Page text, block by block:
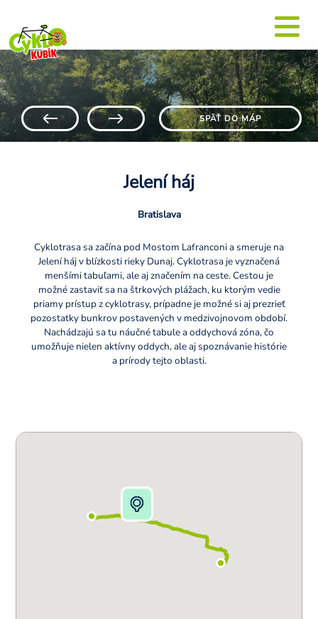
SPÄŤ DO MÁP
Jelení háj
Bratislava
Cyklotrasa sa začína pod Mostom Lafranconi a smeruje na
Jelení háj v blízkosti rieky Dunaj. Cyklotrasa je vyznačená
menšími tabuľami, ale aj značením na ceste. Cestou je
možné zastaviť sa na štrkových plážach, ku ktorým vedie
priamy prístup z cyklotrasy, prípadne je možné si aj prezrieť
pozostatky bunkrov postavených v medzivojnovom období.
Nachádzajú sa tu náučné tabule a oddychová zóna, čo
umožňuje nielen aktívny oddych, ale aj spoznávanie histórie
a prírody tejto oblasti.